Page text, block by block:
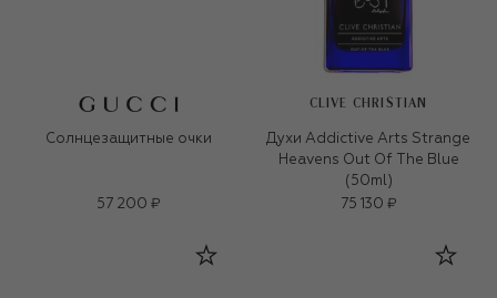
Солнцезащитные очки
57 200 ₽
CLIVE CHRISTIAN
Духи Addictive Arts Strange
Heavens Out Of The Blue
(50ml)
75 130 ₽